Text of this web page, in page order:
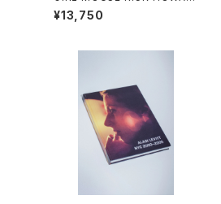
D 7.5インチ
¥13,750